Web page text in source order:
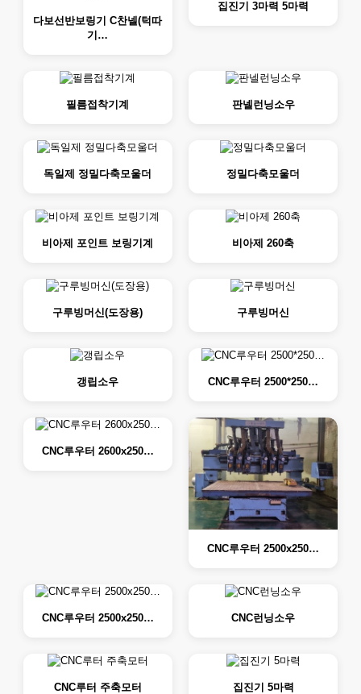
다보선반보링기 C찬넬(턱따
기…
집진기 3마력 5마력
필름접착기계 판넬런닝소우
독일제 정밀다축모울더 정밀다축모울더
비아제 포인트 보링기계 비아제 260축
구루빙머신(도장용) 구루빙머신
갱립소우 CNC루우터 2500*250…
CNC루우터 2600x250…
CNC루우터 2500x250…
CNC루우터 2500x250… CNC런닝소우
CNC루터 주축모터 집진기 5마력